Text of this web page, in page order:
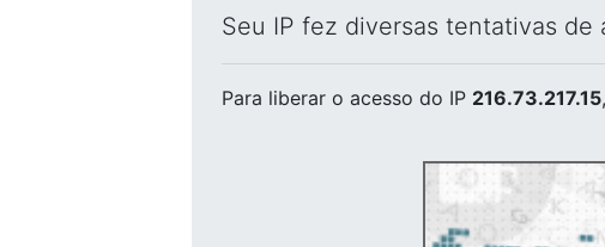
Seu IP fez diversas tentativas
Para liberar o acesso do IP 216.73.217.15